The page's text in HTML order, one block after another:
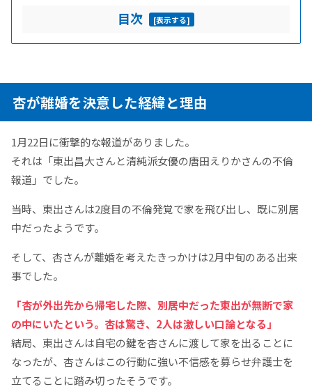
目次 [表示する]
杏が離婚を決意した経緯と理由
1月22日に衝撃的な報道がありました。
それは「東出昌大さんと清純派女優の唐田えりかさんの不倫
報道」でした。
当時、東出さんは2度目の不倫発覚で家を飛び出し、既に別居
中だったようです。
そして、杏さんが離婚を考えたきっかけは2月中旬のある出来
事でした。
「杏が外出先から帰宅した際、別居中だった東出が無断で家
の中にいたという。杏は驚き、2人は激しい口論となる」
結局、東出さんは自宅の鍵を杏さんに渡して家を出ることに
なったが、杏さんはこの行動に強い不信感を募らせ弁護士を
立てることに踏み切ったそうです。